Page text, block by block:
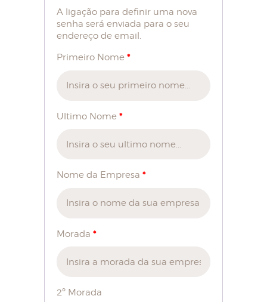
CONTACTOS
MINHA CONTA
A ligação para definir uma nova
senha será enviada para o seu
endereço de email.
Primeiro Nome *
Ultimo Nome *
Nome da Empresa *
Morada *
2º Morada